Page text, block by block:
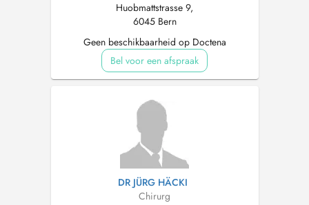
Huobmattstrasse 9,
6045 Bern
Geen beschikbaarheid op Doctena
Bel voor een afspraak
DR JÜRG HÄCKI
Chirurg